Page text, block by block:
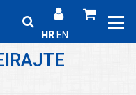
HR EN